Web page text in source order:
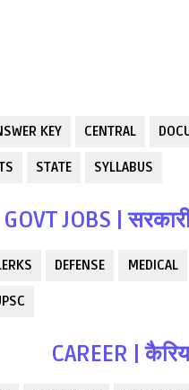
KEY CENTRAL
STATE SYLLABUS
GOVT JOBS |
DEFENSE MEDICAL
CAREER |